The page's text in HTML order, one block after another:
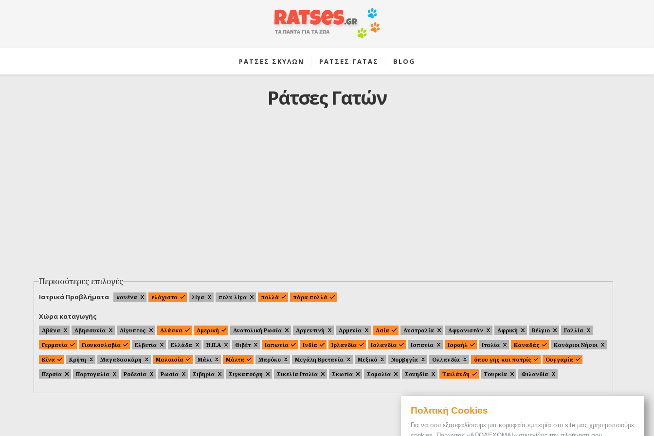
Πολιτική Cookies
Για να σου εξασφαλίσουμε μια κορυφαία εμπειρία στο site μας χρησιμοποιούμε
ΡΑΤΣΕΣ ΣΚΥΛΩΝ ΡΑΤΣΕΣ ΓΑΤΑΣ BLOG
Ράτσες Γατών
Περισσότερες επιλογές
Ιατρικά Προβλήματα κανένα ελάχιστα λίγα πολυ λίγα πολλά πάρα πολλά
Χώρα καταγωγής
Αβάνα Αβησσυνία Αίγυπτος Αλάσκα Αμερική Ανατολική Ρωσία Αργεντινή Αρμενία Ασία Αυστραλία Αφγανιστάν Αφρική Βέλγιο
Γαλλία
Γερμανία
Γιουκοσλαβία Ελβετία Ελλάδα Η.Π.Α Θιβέτ Ιαπωνία Ινδία Ιρλανδία Ισλανδία Ισπανία Ισραήλ Ιταλία Καναδάς
Κανάριοι Νήσοι
Κίνα
Κρήτη Μαγαδασκάρη Μαλαισία Μάλι Μάλτα Μαρόκο Μεγάλη Βρετανία Μεξικό Νορβηγία Ολλανδία όπου γης και πατρίς
Ουγγαρία
Περσία
Πορτογαλία Ροδεσία Ρωσία Σιβηρία Σιγκαπούρη Σικελία Ιταλία Σκωτία Σομαλία Σουηδία Ταιλάνδη Τουρκία Φιλανδία